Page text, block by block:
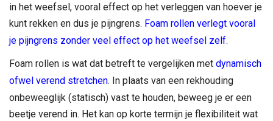
in het weefsel, vooral effect op het verleggen van hoever je
kunt rekken en dus je pijngrens. Foam rollen verlegt vooral
je pijngrens zonder veel effect op het weefsel zelf.
Foam rollen is wat dat betreft te vergelijken met dynamisch
ofwel verend stretchen. In plaats van een rekhouding
onbeweeglijk (statisch) vast te houden, beweeg je er een
beetje verend in. Het kan op korte termijn je flexibiliteit wat